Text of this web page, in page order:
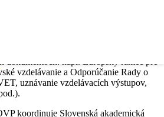
vzdelávanie a Odporúčanie Rady o
uznávanie vzdelávacích výstupov,
koordinuje Slovenská akademická